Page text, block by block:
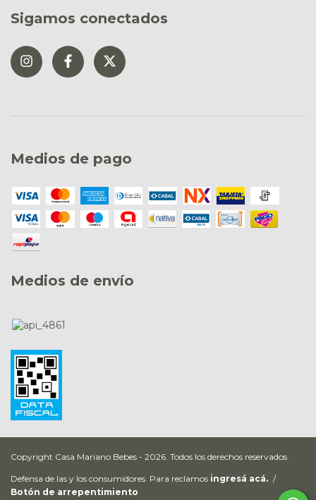
Sigamos conectados
Medios de pago
Medios de envío
Copyright Casa Mariano Bebes - 2026. Todos los derechos reservados.
Defensa de las y los consumidores. Para reclamos ingresá acá. /
Botón de arrepentimiento